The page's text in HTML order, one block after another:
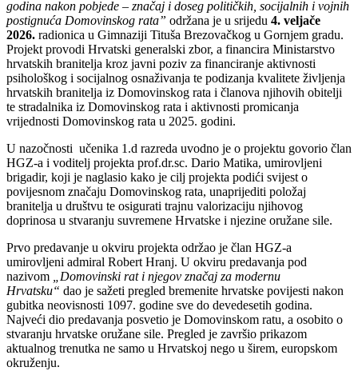
godina nakon pobjede – značaj i doseg političkih, socijalnih i vojnih
postignuća Domovinskog rata” održana je u srijedu 4. veljače
2026. radionica u Gimnaziji Tituša Brezovačkog u Gornjem gradu.
Projekt provodi Hrvatski generalski zbor, a financira Ministarstvo
hrvatskih branitelja kroz javni poziv za financiranje aktivnosti
psihološkog i socijalnog osnaživanja te podizanja kvalitete življenja
hrvatskih branitelja iz Domovinskog rata i članova njihovih obitelji
te stradalnika iz Domovinskog rata i aktivnosti promicanja
vrijednosti Domovinskog rata u 2025. godini.
U nazočnosti učenika 1.d razreda uvodno je o projektu govorio član
HGZ-a i voditelj projekta prof.dr.sc. Dario Matika, umirovljeni
brigadir, koji je naglasio kako je cilj projekta podići svijest o
povijesnom značaju Domovinskog rata, unaprijediti položaj
branitelja u društvu te osigurati trajnu valorizaciju njihovog
doprinosa u stvaranju suvremene Hrvatske i njezine oružane sile.
Prvo predavanje u okviru projekta održao je član HGZ-a
umirovljeni admiral Robert Hranj. U okviru predavanja pod
nazivom „Domovinski rat i njegov značaj za modernu
Hrvatsku“ dao je sažeti pregled bremenite hrvatske povijesti nakon
gubitka neovisnosti 1097. godine sve do devedesetih godina.
Najveći dio predavanja posvetio je Domovinskom ratu, a osobito o
stvaranju hrvatske oružane sile. Pregled je završio prikazom
aktualnog trenutka ne samo u Hrvatskoj nego u širem, europskom
okruženju.